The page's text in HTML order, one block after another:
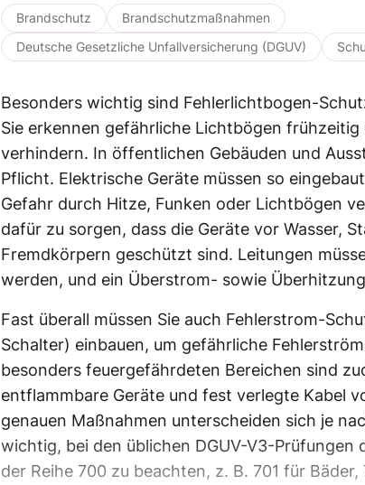
Brandschutz
Brandschutzmaßnahmen
Deutsche Gesetzliche Unfallversicherung (DGUV)
Besonders wichtig sind Fehlerlichtbogen-
Sie erkennen gefährliche Lichtbögen frühzeitig
verhindern. In öffentlichen Gebäuden und
Pflicht. Elektrische Geräte müssen so
Gefahr durch Hitze, Funken oder Lichtbögen
dafür zu sorgen, dass die Geräte vor Wasser,
Fremdkörpern geschützt sind. Leitungen
werden, und ein Überstrom- sowie
Fast überall müssen Sie auch Fehlerstrom-
Schalter) einbauen, um gefährliche
besonders feuergefährdeten Bereichen sind
entflammbare Geräte und fest verlegte Kabel
genauen Maßnahmen unterscheiden sich je
wichtig, bei den üblichen DGUV-V3-Prüfungen
der Reihe 700 zu beachten, z. B. 701 für Bäder,